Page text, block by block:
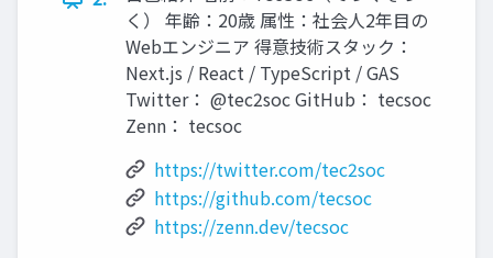
く） 年齢：20歳 属性：社会人2年目の
Webエンジニア 得意技術スタック：
Next.js / React / TypeScript / GAS
Twitter： @tec2soc GitHub： tecsoc
Zenn： tecsoc
https://twitter.com/tec2soc
https://github.com/tecsoc
https://zenn.dev/tecsoc